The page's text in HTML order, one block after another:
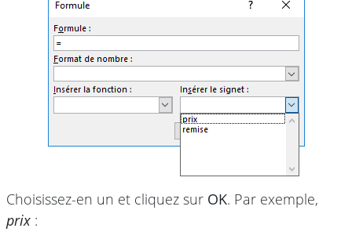
Choisissez-en un et cliquez sur OK. Par exemple,
prix :